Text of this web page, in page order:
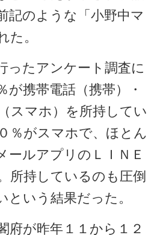
記のような「小野中マ
た。
ったアンケート調査に
が携帯電話（携帯）・
スマホ）を所持してい
％がスマホで、ほとん
ールアプリのＬＩＮＥ
所持しているのも圧倒
という結果だった。
が昨年１１から１２